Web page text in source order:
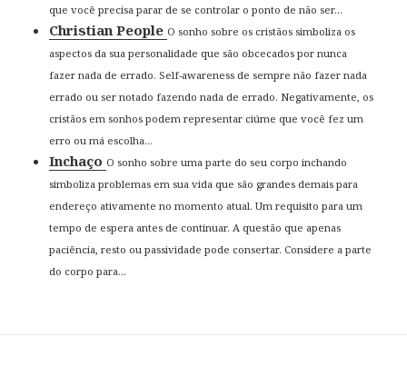
que você precisa parar de se controlar o ponto de não ser...
Christian People O sonho sobre os cristãos simboliza os
aspectos da sua personalidade que são obcecados por nunca
fazer nada de errado. Self-awareness de sempre não fazer nada
errado ou ser notado fazendo nada de errado. Negativamente, os
cristãos em sonhos podem representar ciúme que você fez um
erro ou má escolha...
Inchaço O sonho sobre uma parte do seu corpo inchando
simboliza problemas em sua vida que são grandes demais para
endereço ativamente no momento atual. Um requisito para um
tempo de espera antes de continuar. A questão que apenas
paciência, resto ou passividade pode consertar. Considere a parte
do corpo para...